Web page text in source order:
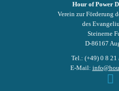
Hour of Power
Verein zur Förderung
des
Steinerne
D-86167
Tel.: (+49) 0 8 21
E-Mail: